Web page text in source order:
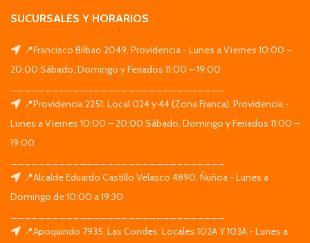
SUCURSALES Y HORARIOS
📍Francisco Bilbao 2049, Providencia - Lunes a Viernes 10:00 –
20:00 Sábado, Domingo y Feriados 11:00 – 19:00
📍Providencia 2251. Local 024 y 44 (Zona Franca), Providencia -
Lunes a Viernes 10:00 – 20:00 Sábado, Domingo y Feriados 11:00 –
19:00
📍Alcalde Eduardo Castillo Velasco 4890, Ñuñoa - Lunes a
Domingo de 10:00 a 19:30
📍Apoquindo 7935, Las Condes. Locales 102A Y 103A - Lunes a